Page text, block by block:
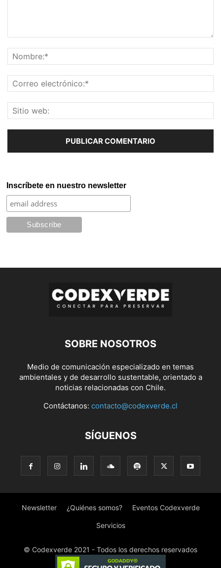
Inscríbete en nuestro newsletter
SOBRE NOSOTROS
Medio de comunicación especializado en temas
ambientales y de desarrollo sustentable, orientado a
noticias relacionadas con Chile.
Contáctanos: contacto@codexverde.cl
SÍGUENOS
Newsletter ¿Quiénes somos? Eventos Codexverde
Servicios
© Codexverde 2021 - Todos los derechos reservados